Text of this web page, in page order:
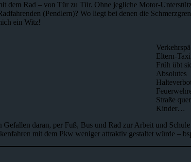
dem Rad – von Tür zu Tür. Ohne jegliche Motor-
(Pendlern)? Wo liegt bei denen die
ein Witz!
Eltern-
Früh übt
Absolutes
Straße
Kinder…
daran, per Fuß, Bus und Rad zur Arbeit und
mit dem Pkw weniger attraktiv gestaltet würde –